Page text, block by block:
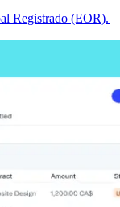
Registrado (EOR).​​